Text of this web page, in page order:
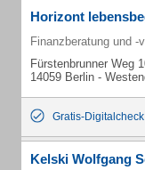
Horizont
Finanzberatung und -
Fürstenbrunner Weg
14059 Berlin -
Gratis-Digitalcheck
Kelski Wolfgang